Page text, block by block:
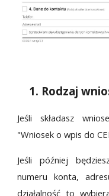
1. Rodzaj
Jeśli składasz
"Wniosek o wpis do
Jeśli później
numeru konta,
działalność to